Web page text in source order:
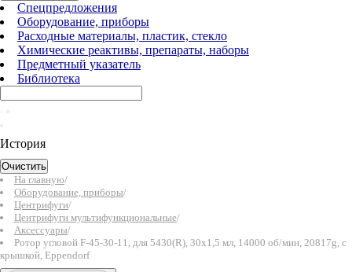
Спецпредложения
Оборудование, приборы
Расходные материалы, пластик, стекло
Химические реактивы, препараты, наборы
Предметный указатель
Библиотека
История
Очистить
На главную/
Оборудование, приборы/
Центрифуги/
Центрифуги мультифункциональные/
Аксессуары/
Ротор угловой F-45-30-11, для 5430(R), 30х1,5 мл, 14000 об/мин, 20817g, с
крышкой, Eppendorf